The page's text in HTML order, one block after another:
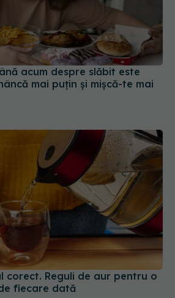
acum despre slăbit este
mai puțin și mișcă-te mai
corect. Reguli de aur pentru o
fiecare dată